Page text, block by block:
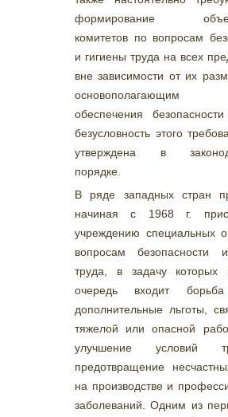
формирование
комитетов по вопросам
и гигиены труда на всех
вне зависимости от их
основополагающим
обеспечения
безусловность этого
утверждена в
порядке.
В ряде западных стран
начиная с 1968 г.
учреждению специальных
вопросам безопасности
труда, в задачу которых
очередь входит
дополнительные льготы,
тяжелой или опасной
улучшение условий
предотвращение
на производстве и
заболеваний. Одним из